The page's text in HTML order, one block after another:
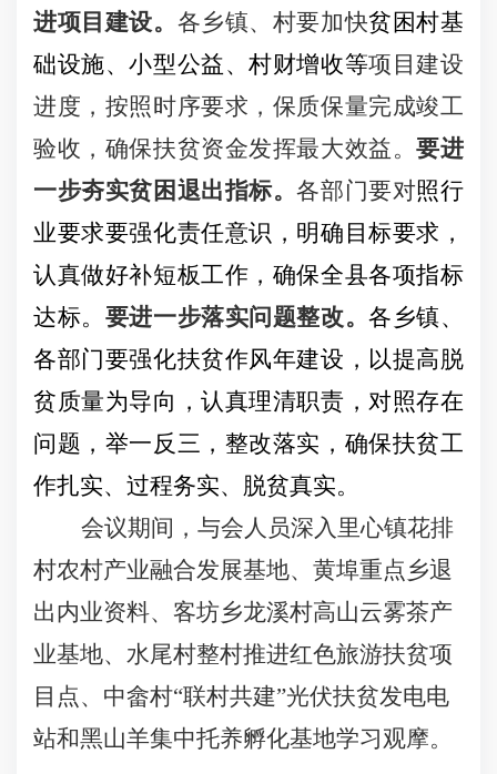
进项目建设。 各乡镇、村要加快贫困村基
础设施、小型公益、村财增收等项目建设
进度，按照时序要求，保质保量完成竣工
验收，确保扶贫资金发挥最大效益。要进
一步夯实贫困退出指标。各部门要对照行
业要求要强化责任意识，明确目标要求，
认真做好补短板工作，确保全县各项指标
达标。 要进一步落实问题整改。各乡镇、
各部门要强化扶贫作风年建设， 以提高脱
贫质量为导向，认真理清职责，对照存在
问题，举一反三，整改落实， 确保扶贫工
作扎实、过程务实、脱贫真实。
会议期间，与会人员深入里心镇花排
村农村产业融合发展基地、黄埠重点乡退
出内业资料、客坊乡龙溪村高山云雾茶产
业基地、水尾村整村推进红色旅游扶贫项
目点、中畲村“联村共建”光伏扶贫发电电
站和黑山羊集中托养孵化基地学习观摩。